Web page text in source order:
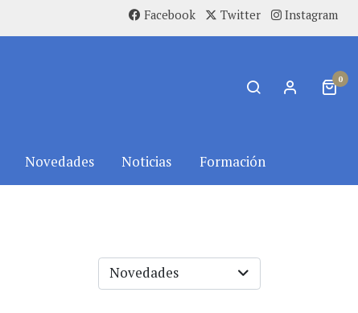
Facebook Twitter Instagram
0
Novedades Noticias Formación
Novedades